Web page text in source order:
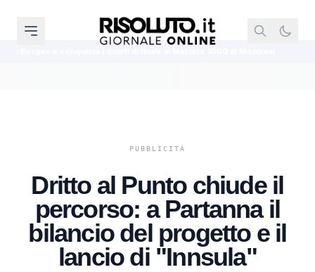
Dritto al Punto chiude il
percorso: a Partanna il
bilancio del progetto e il
lancio di "Innsula"